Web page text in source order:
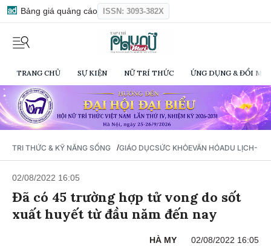
Bảng giá quảng cáo ISSN: 3093-382X
TRANG CHỦ SỰ KIỆN NỮ TRÍ THỨC ỨNG DỤNG & ĐỔI
TRI THỨC & KỸ NĂNG SỐNG /GIÁO DỤCSỨC KHỎEVĂN HÓADU LỊCH-
02/08/2022 16:05
Đã có 45 trường hợp tử vong do sốt
xuất huyết từ đầu năm đến nay
HÀ MY 02/08/2022 16:05